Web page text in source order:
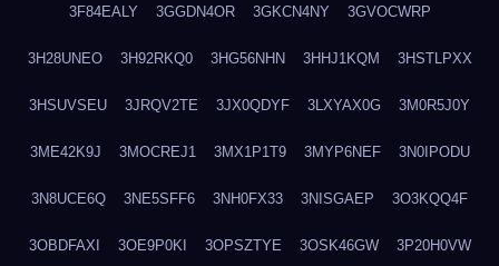
3F84EALY 3GGDN4OR 3GKCN4NY 3GVOCWRP
3H28UNEO 3H92RKQ0 3HG56NHN 3HHJ1KQM 3HSTLPXX
3HSUVSEU 3JRQV2TE 3JX0QDYF 3LXYAX0G 3M0R5J0Y
3ME42K9J 3MOCREJ1 3MX1P1T9 3MYP6NEF 3N0IPODU
3N8UCE6Q 3NE5SFF6 3NH0FX33 3NISGAEP 3O3KQQ4F
3OBDFAXI 3OE9P0KI 3OPSZTYE 3OSK46GW 3P20H0VW